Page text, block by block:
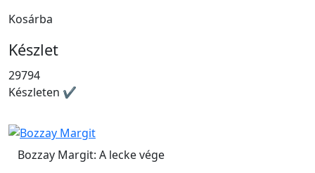
Kosárba
Készlet
29794
Készleten ✔
Bozzay Margit: A lecke vége